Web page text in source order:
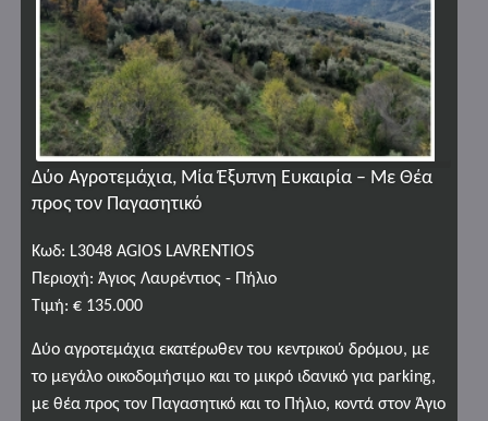
Δύο Αγροτεμάχια, Μία Έξυπνη Ευκαιρία – Με Θέα
προς τον Παγασητικό
Κωδ: L3048 AGIOS LAVRENTIOS
Περιοχή: Άγιος Λαυρέντιος - Πήλιο
Τιμή: € 135.000
Δύο αγροτεμάχια εκατέρωθεν του κεντρικού δρόμου, με
το μεγάλο οικοδομήσιμο και το μικρό ιδανικό για parking,
με θέα προς τον Παγασητικό και το Πήλιο, κοντά στον Άγιο